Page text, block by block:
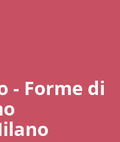
- Forme di